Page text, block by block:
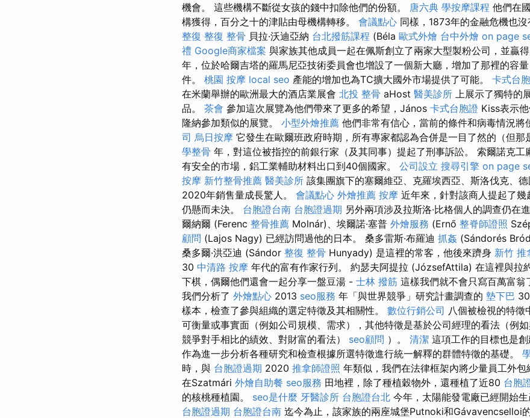
機會。 這些機構不斷從女孩的錢中扣除他們的份額。 唐六典 學按摩課程 他們在
構獲得，百分之十的津貼由母機構轉移。 會議點心 同樣，1873年的金融危機也沒
整復 整復 整骨 貝拉·沃迪亞納 台北撥筋課程 (Béla 歐式外燴 台中外燴 on page
禮 Google商家檔案 與家族其他成員一起在佩斯創立了兩家大型製粉公司，並贏
年，位於哈爾吉塔的羅馬尼亞技術委員會也增設了一個新大廳，增加了那裡的容
件。 桃園 按摩 local seo 產能的增加也為TC擴大國外市場提供了可能。 卡式台
在米蘭舉辦的歐洲最大的酒店業展會 北投 整骨 aHost 醫美診所 上展示了獨特的
品。 茶會 參加這次展覽為他們帶來了更多的希望，János 卡式台胞證 Kiss表示
隆納參加類似的展覽。 小型外燴推薦 他們非常有信心，當前的條件和病毒情況將
司 烏日按摩 它發生在歐爾班政府時期，所有專家都認為合併是一目了然的（但那
學整骨 年，對這位被指控的前銀行家（及其同事）提起了刑事訴訟。 索爾諾克工
有安全的市場，鋁工業輔助材料出口到40個國家。 公司設立 搜尋引擎 on page
按摩 新竹整骨推薦 醫美診所 該集團旗下的塞爾維亞、克羅埃西亞、斯洛伐克、德
2020年銷售量成長驚人。 會議點心 外燴推薦 按摩 近年來，針對該商人提起了
仍懸而未決。 台胞證台南 台胞證過期 另外兩項涉及拉斯洛·比格個人的調查仍在
爾納爾 (Ferenc 整骨推薦 Molnár)、埃爾諾·塞普 外燴服務 (Ernő 整脊師證照
顧問 (Lajos Nagy) 已經訪問過他的日本。 桑多雷斯·布羅迪 抓姦 (Sándorés
桑多爾·洪亞迪 (Sándor 整復 整骨 Hunyady) 是這裡的常客，他後來躋身 新竹 推
30 中清路 按摩 年代的富有作家行列。 約瑟夫阿提拉 (JózsefAttila) 在這裡與拉
下棋，偶爾他們還會一起分享一盤豆湯 - 士林 撥筋 這樣我們就不會只寫百萬富翁
我們分析了 外燴點心 2013 seo服務 年「與世界競爭」研究計畫調查的 墊下巴
樣本，檢查了參與組織的選定特徵及其相關性。 數位行銷公司 八個被檢視的特徵
可衡量或事實面（例如公司規模、需求），其他特徵是基於公司經理的看法（例
競爭對手相比的績效、對財富的看法） seo顧問 ）。 清潔 這項工作的目標也是
作為進一步分析各種研究和檢查根據所選特徵進行統一解釋的群體特徵的基礎。
時，與 台胞證過期 2020 推拿師證照 年類似，我們在法律框架內將少量員工外包
在Szatmári 外燴自助餐 seo服務 田地裡，除了種植穀物外，還種植了近80 台胞
的核桃種植園。 seo是什麼 牙醫診所 台胞證台北 今年，太陽能發電廠已經開始生
台胞證過期 台胞證台南 迄今為止，該家族的兩座城堡Putnoki和Gávavencselloi